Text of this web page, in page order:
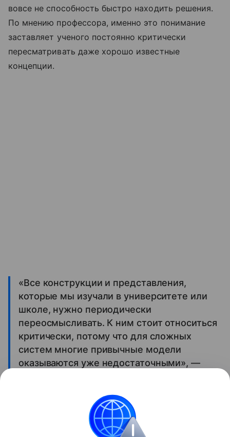
вовсе не способность быстро находить решения.
По мнению профессора, именно это понимание
заставляет ученого постоянно критически
пересматривать даже хорошо известные
концепции.
«Все конструкции и представления,
которые мы изучали в университете или
школе, нужно периодически
переосмысливать. К ним стоит относиться
критически, потому что для сложных
систем многие привычные модели
оказываются уже недостаточными», —
Полное интервью с Валерием Фокиным доступно